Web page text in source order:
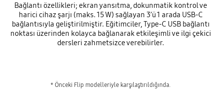
Bağlantı özellikleri; ekran yansıtma, dokunmatik kontrol ve
harici cihaz şarjı (maks. 15 W) sağlayan 3’ü 1 arada USB-C
bağlantısıyla geliştirilmiştir. Eğitimciler, Type-C USB bağlantı
noktası üzerinden kolayca bağlanarak etkileşimli ve ilgi çekici
dersleri zahmetsizce verebilirler.
* Önceki Flip modelleriyle karşılaştırıldığında.